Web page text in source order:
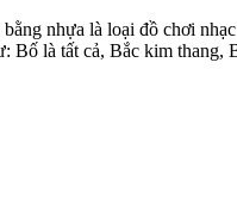
nhựa là loại đồ chơi
Bố là tất cả, Bắc kim